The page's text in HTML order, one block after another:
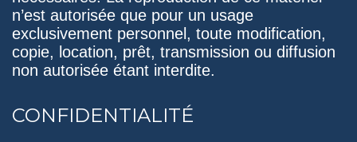
n’est autorisée que pour un usage
exclusivement personnel, toute modification,
copie, location, prêt, transmission ou diffusion
non autorisée étant interdite.
CONFIDENTIALITÉ